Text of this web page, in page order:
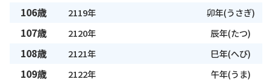
106歳 2119年 卯年(うさぎ)
107歳 2120年 辰年(たつ)
108歳 2121年 巳年(へび)
109歳 2122年 午年(うま)